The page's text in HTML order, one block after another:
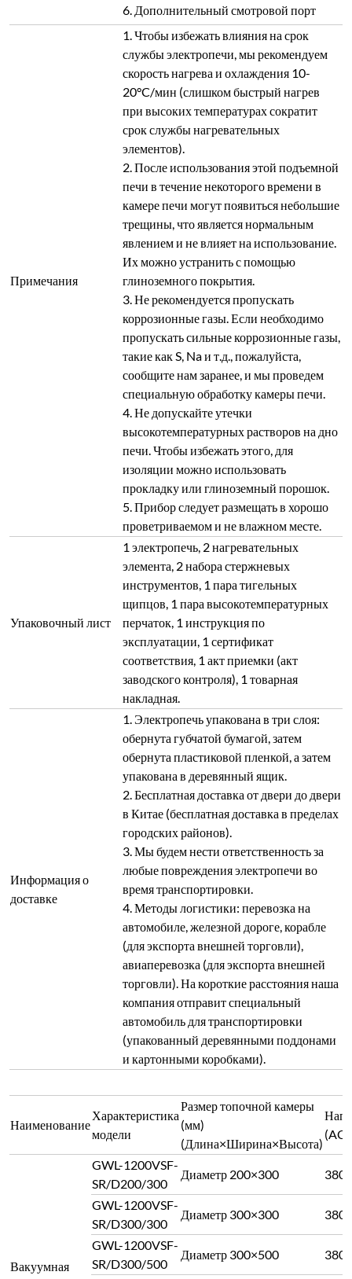
6. Дополнительный смотровой порт
Примечания
1. Чтобы избежать влияния на срок
службы электропечи, мы рекомендуем
скорость нагрева и охлаждения 10-
20°C/мин (слишком быстрый нагрев
при высоких температурах сократит
срок службы нагревательных
элементов).
2. После использования этой подъемной
печи в течение некоторого времени в
камере печи могут появиться небольшие
трещины, что является нормальным
явлением и не влияет на использование.
Их можно устранить с помощью
глиноземного покрытия.
3. Не рекомендуется пропускать
коррозионные газы. Если необходимо
пропускать сильные коррозионные газы,
такие как S, Na и т.д., пожалуйста,
сообщите нам заранее, и мы проведем
специальную обработку камеры печи.
4. Не допускайте утечки
высокотемпературных растворов на дно
печи. Чтобы избежать этого, для
изоляции можно использовать
прокладку или глиноземный порошок.
5. Прибор следует размещать в хорошо
проветриваемом и не влажном месте.
Упаковочный лист
1 электропечь, 2 нагревательных
элемента, 2 набора стержневых
инструментов, 1 пара тигельных
щипцов, 1 пара высокотемпературных
перчаток, 1 инструкция по
эксплуатации, 1 сертификат
соответствия, 1 акт приемки (акт
заводского контроля), 1 товарная
накладная.
Информация о
доставке
1. Электропечь упакована в три слоя:
обернута губчатой бумагой, затем
обернута пластиковой пленкой, а затем
упакована в деревянный ящик.
2. Бесплатная доставка от двери до двери
в Китае (бесплатная доставка в пределах
городских районов).
3. Мы будем нести ответственность за
любые повреждения электропечи во
время транспортировки.
4. Методы логистики: перевозка на
автомобиле, железной дороге, корабле
(для экспорта внешней торговли),
авиаперевозка (для экспорта внешней
торговли). На короткие расстояния наша
компания отправит специальный
автомобиль для транспортировки
(упакованный деревянными поддонами
и картонными коробками).
Наименование
Характеристика
модели
Размер топочной камеры
(мм)
(Длина×Ширина×Высота)
Вакуумная
GWL-1200VSF-
SR/D200/300
Диаметр 200×300 380
GWL-1200VSF-
SR/D300/300
Диаметр 300×300 380
GWL-1200VSF-
SR/D300/500
Диаметр 300×500 380